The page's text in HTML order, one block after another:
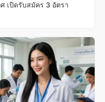
เปิดรับสมัคร 3 อัตรา